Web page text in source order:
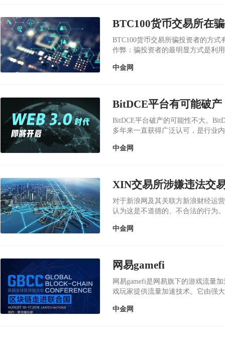
BTC100货币交易所在
BTC100货币交易所骗投资者的方
作弊：骗投资者的最明显方式是利
中金网
BitDCE平台有可能破产
BitDCE平台破产的可能性不大。
多年来一直获得广泛认可，是行业
中金网
XIN交易所涉嫌违法交
对于新浪网及其关联方新浪财经运
认为这是不道德的、不合法的行为
中金网
网易gamefi
网易gamefi是网易旗下的游戏流量
戏玩家提供流量加速技术。它由强
中金网